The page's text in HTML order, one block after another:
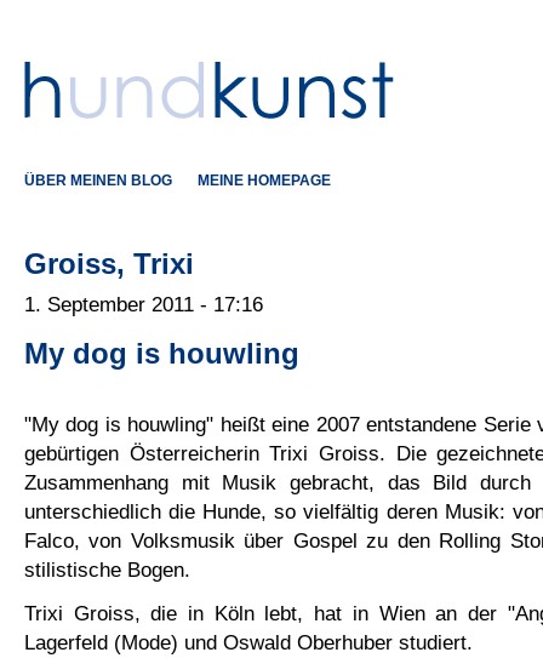
ÜBER MEINEN BLOG MEINE HOMEPAGE
Groiss, Trixi
1. September 2011 - 17:16
My dog is houwling
"My dog is houwling" heißt eine 2007 entstandene Serie
gebürtigen Österreicherin Trixi Groiss. Die
Zusammenhang mit Musik gebracht, das Bild
unterschiedlich die Hunde, so vielfältig deren Musik:
Falco, von Volksmusik über Gospel zu den Rolling
stilistische Bogen.
Trixi Groiss, die in Köln lebt, hat in Wien an der
Lagerfeld (Mode) und Oswald Oberhuber studiert.